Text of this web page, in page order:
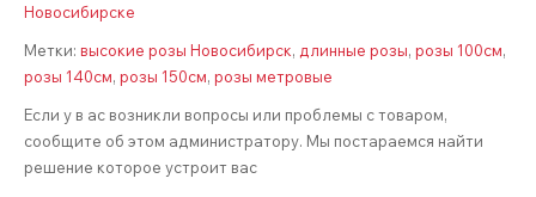
Новосибирске
Метки: высокие розы Новосибирск, длинные розы, розы 100см,
розы 140см, розы 150см, розы метровые
Если у в ас возникли вопросы или проблемы с товаром,
сообщите об этом администратору. Мы постараемся найти
решение которое устроит вас